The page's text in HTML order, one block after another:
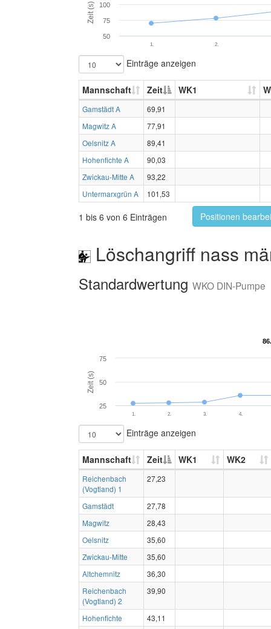
Zeit (s)
1. 2.
50
75
100
Einträge anzeigen
Mannschaft Zeit WK1
Gamstädt A
69,91
Magwitz A
77,91
Oelsnitz A
89,41
Hohenfichte A
90,03
Zwickau-Mitte A
93,22
Untermarxgrün A
101,53
1 bis 6 von 6 Einträgen Positionen
Löschangriff nass
Standardwertung WKO DIN-Pumpe
Zeit (s)
1. 2. 3. 4.
25
50
75
Einträge anzeigen
Mannschaft Zeit WK1 WK2
Reichenbach
(Vogtland) 1
27,23
Gamstädt
27,78
Magwitz
28,43
Oelsnitz
35,60
Zwickau-Mitte
35,60
Altchemnitz
36,30
Reichenbach
(Vogtland) 2
39,90
Hohenfichte 43,11